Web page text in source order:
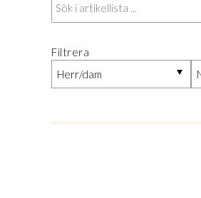
Filtrera